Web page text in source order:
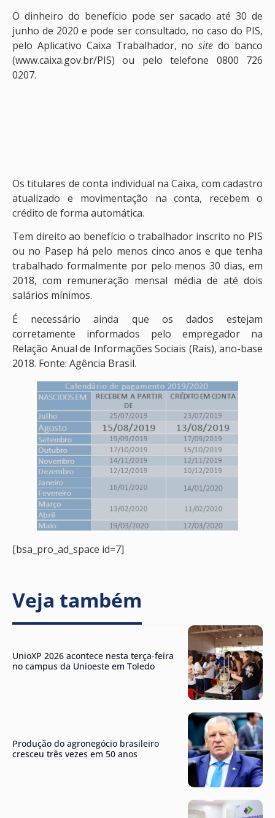
O dinheiro do benefício pode ser sacado até 30 de
junho de 2020 e pode ser consultado, no caso do PIS,
pelo Aplicativo Caixa Trabalhador, nosite do banco
(www.caixa.gov.br/PIS) ou pelo telefone 0800 726
0207.
Os titulares de conta individual na Caixa, com cadastro
atualizado e movimentação na conta, recebem o
crédito de forma automática.
Tem direito ao benefício o trabalhador inscrito no PIS
ou no Pasep há pelo menos cinco anos e que tenha
trabalhado formalmente por pelo menos 30 dias, em
2018, com remuneração mensal média de até dois
salários mínimos.
É necessário ainda que os dados estejam
corretamente informados pelo empregador na
Relação Anual de Informações Sociais (Rais), ano-base
2018. Fonte: Agência Brasil.
[bsa_pro_ad_space id=7]
Veja também
UnioXP 2026 acontece nesta terça-feira
no campus da Unioeste em Toledo
Produção do agronegócio brasileiro
cresceu três vezes em 50 anos